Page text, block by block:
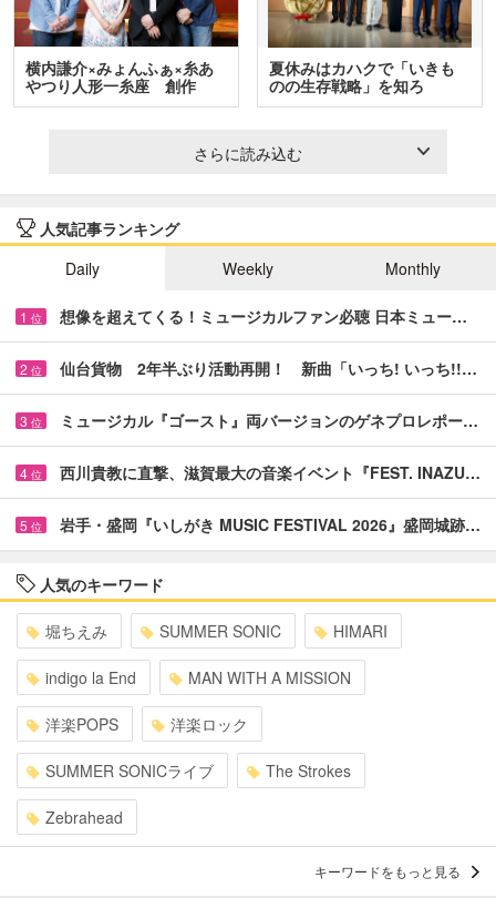
横内謙介×みょんふぁ×糸あ
やつり人形一糸座 創作
人…
夏休みはカハクで「いきも
のの生存戦略」を知ろ
う！ …
さらに読み込む
人気記事ランキング
Daily
Weekly Monthly
1 位 想像を超えてくる！ミュージカルファン必聴 日本ミュー…
2 位 仙台貨物 2年半ぶり活動再開！ 新曲「いっち! いっち!!…
3 位 ミュージカル『ゴースト』両バージョンのゲネプロレポー…
4 位 西川貴教に直撃、滋賀最大の音楽イベント『FEST. INAZU…
5 位 岩手・盛岡『いしがき MUSIC FESTIVAL 2026』盛岡城跡…
人気のキーワード
堀ちえみ SUMMER SONIC HIMARI
indigo la End MAN WITH A MISSION
洋楽POPS 洋楽ロック
SUMMER SONICライブ The Strokes
Zebrahead
キーワードをもっと見る